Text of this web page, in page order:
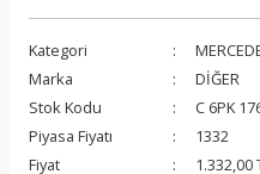
Kategori
Marka
DİĞER
Stok Kodu
C 6PK
Piyasa Fiyatı
1332
Fiyat
1.332,00